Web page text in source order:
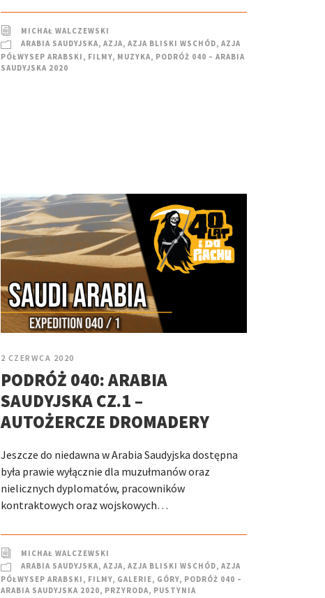
MICHAŁ WALCZEWSKI
ARABIA SAUDYJSKA, AZJA, AZJA BLISKI WSCHÓD, AZJA
PÓŁWYSEP ARABSKI , FILMY, MUZYKA, PODRÓŻ 040 – ARABIA
SAUDYJSKA 2020
2 CZERWCA 2020
PODRÓŻ 040: ARABIA
SAUDYJSKA CZ.1 –
AUTOŻERCZE DROMADERY
Jeszcze do niedawna w Arabia Saudyjska dostępna
była prawie wyłącznie dla muzułmanów oraz
nielicznych dyplomatów, pracowników
kontraktowych oraz wojskowych…
MICHAŁ WALCZEWSKI
ARABIA SAUDYJSKA, AZJA, AZJA BLISKI WSCHÓD, AZJA
PÓŁWYSEP ARABSKI , FILMY, GALERIE, GÓRY, PODRÓŻ 040 –
ARABIA SAUDYJSKA 2020, PRZYRODA, PUSTYNIA